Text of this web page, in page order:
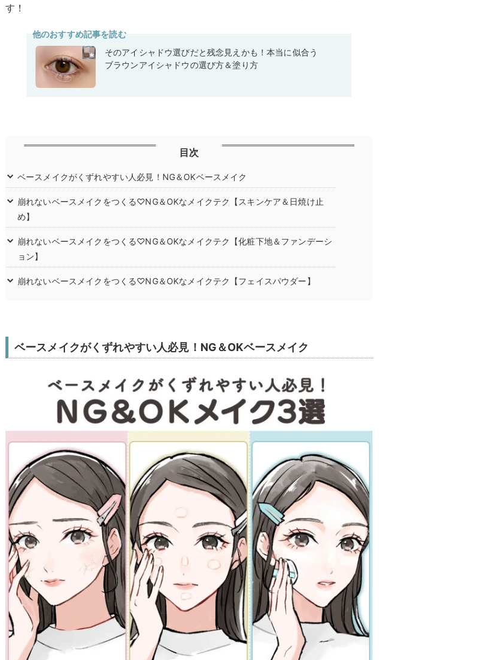
す！
他のおすすめ記事を読む
そのアイシャドウ選びだと残念見えかも！本当に似合う
ブラウンアイシャドウの選び方＆塗り方
目次
ベースメイクがくずれやすい人必見！NG＆OKベースメイク
崩れないベースメイクをつくる♡NG＆OKなメイクテク【スキンケア＆日焼け止
め】
崩れないベースメイクをつくる♡NG＆OKなメイクテク【化粧下地＆ファンデーシ
ョン】
崩れないベースメイクをつくる♡NG＆OKなメイクテク【フェイスパウダー】
ベースメイクがくずれやすい人必見！NG＆OKベースメイク